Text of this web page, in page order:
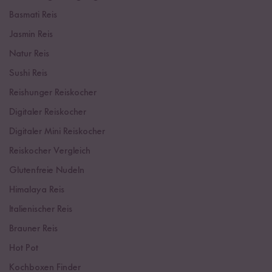
Basmati Reis
Jasmin Reis
Natur Reis
Sushi Reis
Reishunger Reiskocher
Digitaler Reiskocher
Digitaler Mini Reiskocher
Reiskocher Vergleich
Glutenfreie Nudeln
Himalaya Reis
Italienischer Reis
Brauner Reis
Hot Pot
Kochboxen Finder